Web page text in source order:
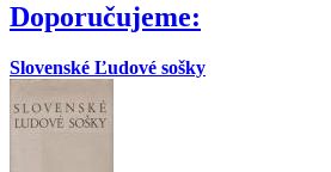
Doporučujeme:
Slovenské Ľudové sošky